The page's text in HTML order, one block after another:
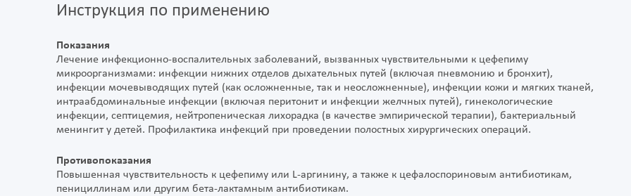
Инструкция по применению
Показания
Лечение инфекционно-воспалительных заболеваний, вызванных чувствительными к цефепиму
микроорганизмами: инфекции нижних отделов дыхательных путей (включая пневмонию и бронхит),
инфекции мочевыводящих путей (как осложненные, так и неосложненные), инфекции кожи и мягких тканей,
интраабдоминальные инфекции (включая перитонит и инфекции желчных путей), гинекологические
инфекции, септицемия, нейтропеническая лихорадка (в качестве эмпирической терапии), бактериальный
менингит у детей. Профилактика инфекций при проведении полостных хирургических операций.
Противопоказания
Повышенная чувствительность к цефепиму или L-аргинину, а также к цефалоспориновым антибиотикам,
пенициллинам или другим бета-лактамным антибиотикам.